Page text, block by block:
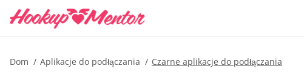
Dom Aplikacje do podłączania Czarne aplikacje do podłączania